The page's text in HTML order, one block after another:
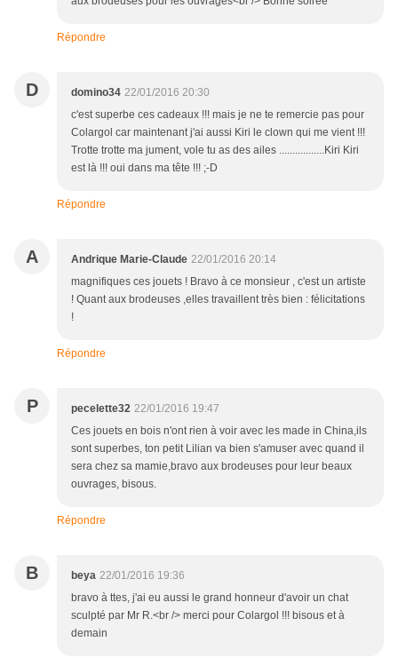
Répondre
D domino34 22/01/2016 20:30
c'est superbe ces cadeaux !!! mais je ne te remercie pas pour
Colargol car maintenant j'ai aussi Kiri le clown qui me vient !!!
Trotte trotte ma jument, vole tu as des ailes .................Kiri Kiri
est là !!! oui dans ma tête !!! ;-D
Répondre
A Andrique Marie-Claude 22/01/2016 20:14
magnifiques ces jouets ! Bravo à ce monsieur , c'est un artiste
! Quant aux brodeuses ,elles travaillent très bien : félicitations
!
Répondre
P pecelette32 22/01/2016 19:47
Ces jouets en bois n'ont rien à voir avec les made in China,ils
sont superbes, ton petit Lilian va bien s'amuser avec quand il
sera chez sa mamie,bravo aux brodeuses pour leur beaux
ouvrages, bisous.
Répondre
B beya 22/01/2016 19:36
bravo à ttes, j'ai eu aussi le grand honneur d'avoir un chat
sculpté par Mr R.<br /> merci pour Colargol !!! bisous et à
demain